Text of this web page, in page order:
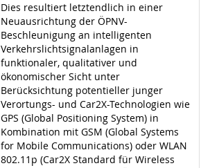
Dies resultiert letztendlich in einer
Neuausrichtung der ÖPNV-
Beschleunigung an intelligenten
Verkehrslichtsignalanlagen in
funktionaler, qualitativer und
ökonomischer Sicht unter
Berücksichtung potentieller junger
Verortungs- und Car2X-Technologien wie
GPS (Global Positioning System) in
Kombination mit GSM (Global Systems
for Mobile Communications) oder WLAN
802.11p (Car2X Standard für Wireless